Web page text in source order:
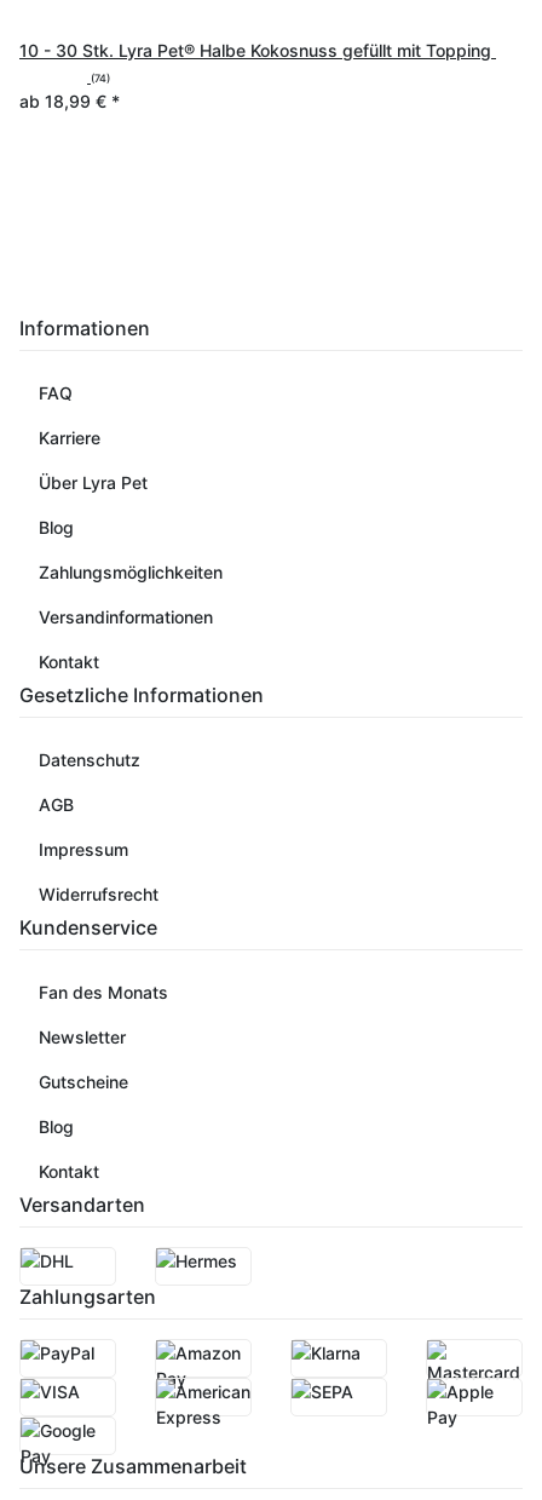
10 - 30 Stk. Lyra Pet® Halbe Kokosnuss gefüllt mit Topping
(74)
ab 18,99 € *
Informationen
FAQ
Karriere
Über Lyra Pet
Blog
Zahlungsmöglichkeiten
Versandinformationen
Kontakt
Gesetzliche Informationen
Datenschutz
AGB
Impressum
Widerrufsrecht
Kundenservice
Fan des Monats
Newsletter
Gutscheine
Blog
Kontakt
Versandarten
Zahlungsarten
Unsere Zusammenarbeit